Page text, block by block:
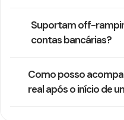
Suportam off-
contas bancárias?
Como posso
real após o início de